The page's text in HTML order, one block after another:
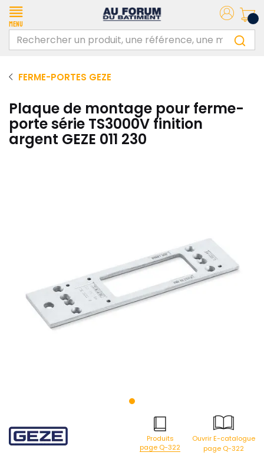
Menu
FERME-PORTES GEZE
Plaque de montage pour ferme-
porte série TS3000V finition
argent GEZE 011 230
Produits
page Q-322
Ouvrir E-catalogue
page Q-322